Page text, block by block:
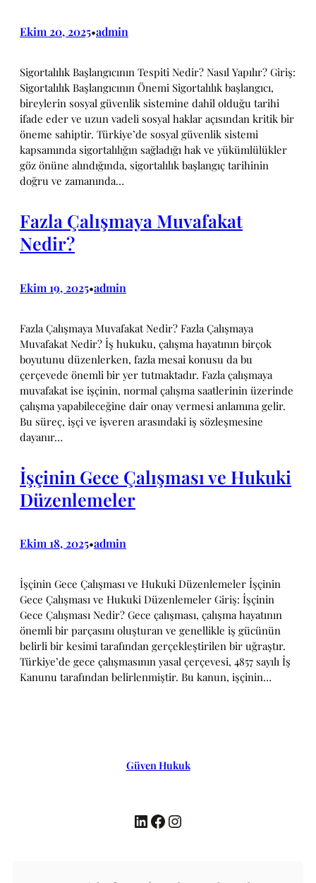
Ekim 20, 2025•admin
Sigortalılık Başlangıcının Tespiti Nedir? Nasıl Yapılır? Giriş:
Sigortalılık Başlangıcının Önemi Sigortalılık başlangıcı,
bireylerin sosyal güvenlik sistemine dahil olduğu tarihi
ifade eder ve uzun vadeli sosyal haklar açısından kritik bir
öneme sahiptir. Türkiye’de sosyal güvenlik sistemi
kapsamında sigortalılığın sağladığı hak ve yükümlülükler
göz önüne alındığında, sigortalılık başlangıç tarihinin
doğru ve zamanında…
Fazla Çalışmaya Muvafakat
Nedir?
Ekim 19, 2025•admin
Fazla Çalışmaya Muvafakat Nedir? Fazla Çalışmaya
Muvafakat Nedir? İş hukuku, çalışma hayatının birçok
boyutunu düzenlerken, fazla mesai konusu da bu
çerçevede önemli bir yer tutmaktadır. Fazla çalışmaya
muvafakat ise işçinin, normal çalışma saatlerinin üzerinde
çalışma yapabileceğine dair onay vermesi anlamına gelir.
Bu süreç, işçi ve işveren arasındaki iş sözleşmesine
dayanır…
İşçinin Gece Çalışması ve Hukuki
Düzenlemeler
Ekim 18, 2025•admin
İşçinin Gece Çalışması ve Hukuki Düzenlemeler İşçinin
Gece Çalışması ve Hukuki Düzenlemeler Giriş: İşçinin
Gece Çalışması Nedir? Gece çalışması, çalışma hayatının
önemli bir parçasını oluşturan ve genellikle iş gücünün
belirli bir kesimi tarafından gerçekleştirilen bir uğraştır.
Türkiye’de gece çalışmasının yasal çerçevesi, 4857 sayılı İş
Kanunu tarafından belirlenmiştir. Bu kanun, işçinin…
Güven Hukuk
LinkedIn Facebook Instagram